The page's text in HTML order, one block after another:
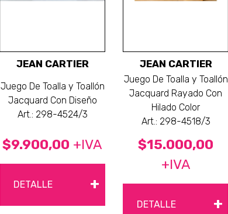
JEAN CARTIER
Juego De Toalla y Toallón
Jacquard Con Diseño
Art.: 298-4524/3
$9.900,00 +IVA
DETALLE +
JEAN CARTIER
Juego De Toalla y Toallón
Jacquard Rayado Con
Hilado Color
Art.: 298-4518/3
$15.000,00
+IVA
DETALLE +